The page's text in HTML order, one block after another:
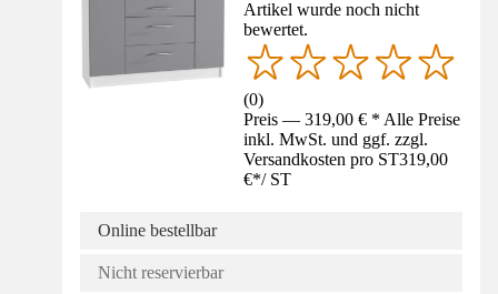
Artikel wurde noch nicht
bewertet.
(0)
Preis — 319,00 € * Alle Preise
inkl. MwSt. und ggf. zzgl.
Versandkosten pro ST319,00
€*/ ST
Online bestellbar
Nicht reservierbar